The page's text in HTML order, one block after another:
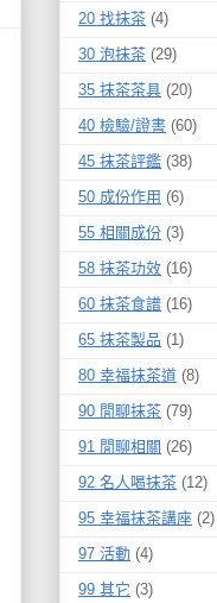
20 找抹茶 (4)
30 泡抹茶 (29)
35 抹茶茶具 (20)
40 檢驗/證書 (60)
45 抹茶評鑑 (38)
50 成份作用 (6)
55 相關成份 (3)
58 抹茶功效 (16)
60 抹茶食譜 (16)
65 抹茶製品 (1)
80 幸福抹茶道 (8)
90 閒聊抹茶 (79)
91 閒聊相關 (26)
92 名人喝抹茶 (12)
95 幸福抹茶講座 (2)
97 活動 (4)
99 其它 (3)